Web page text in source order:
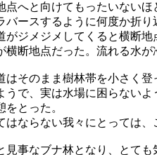
点へと向けてもったいない
バースするように何度か折
がジメジメしてくると横断地
横断地点だった。流れる水
はそのまま樹林帯を小さく
うで、実は水場に困らない
とった。
はならない我々にとっては
見事なブナ林となり、とて